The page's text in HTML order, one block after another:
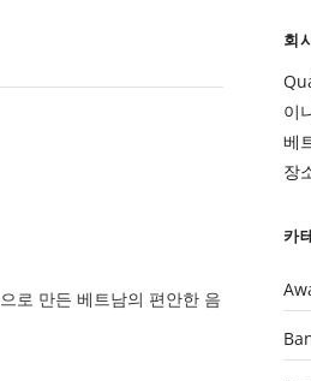
메
음료
로 만든 베트남의 편안한 음
회
이
베
장
카